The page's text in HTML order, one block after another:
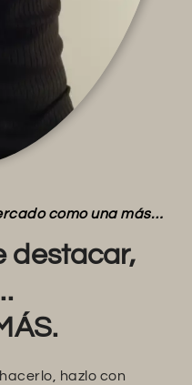
como una más…
destacar,
hazlo con